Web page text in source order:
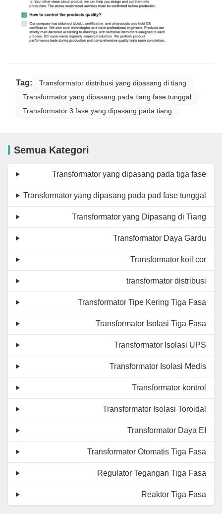
Tag:
Transformator distribusi yang dipasang di tiang
Transformator yang dipasang pada tiang fase tunggal
Transformator 3 fase yang dipasang pada tiang
Semua Kategori
Transformator yang dipasang pada tiga fase
Transformator yang dipasang pada pad fase tunggal
Transformator yang Dipasang di Tiang
Transformator Daya Gardu
Transformator koil cor
transformator distribusi
Transformator Tipe Kering Tiga Fasa
Transformator Isolasi Tiga Fasa
Transformator Isolasi UPS
Transformator Isolasi Medis
Transformator kontrol
Transformator Isolasi Toroidal
Transformator Daya EI
Transformator Otomatis Tiga Fasa
Regulator Tegangan Tiga Fasa
Reaktor Tiga Fasa